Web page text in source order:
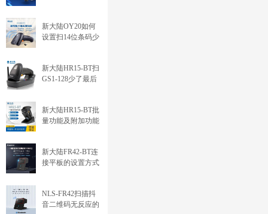
新大陆OY20如何
设置扫14位条码少
码）
新大陆HR15-BT扫
GS1-128少了最后
新大陆HR15-BT批
量功能及附加功能
新大陆FR42-BT连
接平板的设置方式
NLS-FR42扫描抖
音二维码无反应的